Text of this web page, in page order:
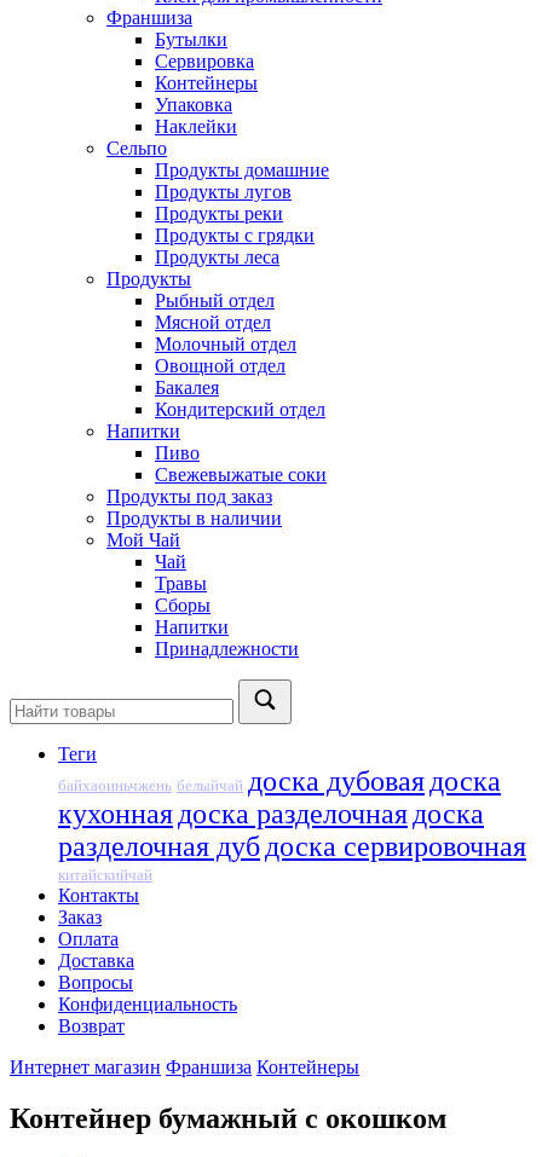
Франшиза
Бутылки
Сервировка
Контейнеры
Упаковка
Наклейки
Сельпо
Продукты домашние
Продукты лугов
Продукты реки
Продукты с грядки
Продукты леса
Продукты
Рыбный отдел
Мясной отдел
Молочный отдел
Овощной отдел
Бакалея
Кондитерский отдел
Напитки
Пиво
Cвежевыжатые соки
Продукты под заказ
Продукты в наличии
Мой Чай
Чай
Травы
Сборы
Напитки
Принадлежности
Теги
байхаоиньчжень белыйчай доска дубовая доска
кухонная доска разделочная доска
разделочная дуб доска сервировочная
китайскийчай
Контакты
Заказ
Оплата
Доставка
Вопросы
Конфиденциальность
Возврат
Интернет магазин Франшиза Контейнеры
Контейнер бумажный с окошком